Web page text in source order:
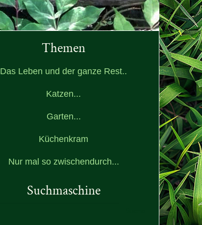
Themen
Das Leben und der ganze Rest..
Katzen...
Garten...
Küchenkram
Nur mal so zwischendurch...
Suchmaschine